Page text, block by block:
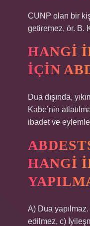
CUNP olan bir
getiremez, ör. B.
HANGI
IÇIN
Dua dışında,
Kabe’nin
ibadet ve
HANGI
A) Dua
edilmez, c)